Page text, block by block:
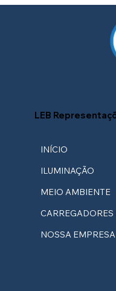
Personalizado
LEB
INÍCIO
ILUMINAÇÃO
MEIO AMBIENTE
CARREGADORES
NOSSA EMPRESA